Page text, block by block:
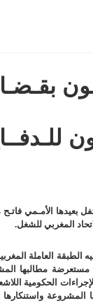
بعيدها الأمـمي
المغربي للشغل.
الطبقة العاملة
مستعرضة مطالبها
الحكومية
واستنكارها